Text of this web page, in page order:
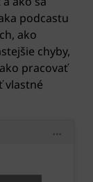
podcastu
ako
chyby,
pracovať
vlastné